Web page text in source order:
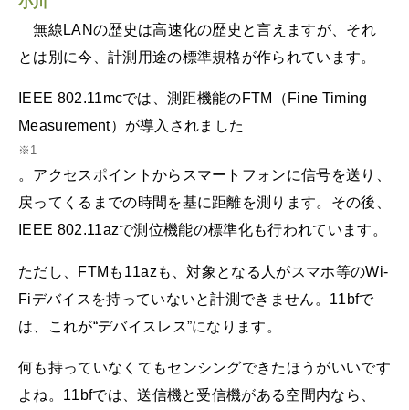
無線LANの歴史は高速化の歴史と言えますが、それ
とは別に今、計測用途の標準規格が作られています。
IEEE 802.11mcでは、測距機能のFTM（Fine Timing
Measurement）が導入されました
※1
。アクセスポイントからスマートフォンに信号を送り、
戻ってくるまでの時間を基に距離を測ります。その後、
IEEE 802.11azで測位機能の標準化も行われています。
ただし、FTMも11azも、対象となる人がスマホ等のWi-
Fiデバイスを持っていないと計測できません。11bfで
は、これが“デバイスレス”になります。
何も持っていなくてもセンシングできたほうがいいです
よね。11bfでは、送信機と受信機がある空間内なら、